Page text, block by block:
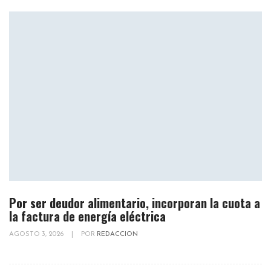
Por ser deudor alimentario, incorporan la cuota a
la factura de energía eléctrica
AGOSTO 3, 2026 POR REDACCION